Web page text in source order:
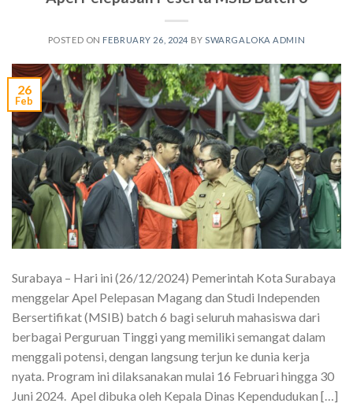
POSTED ON FEBRUARY 26, 2024 BYSWARGALOKA ADMIN
26
Feb
Surabaya – Hari ini (26/12/2024) Pemerintah Kota Surabaya
menggelar Apel Pelepasan Magang dan Studi Independen
Bersertifikat (MSIB) batch 6 bagi seluruh mahasiswa dari
berbagai Perguruan Tinggi yang memiliki semangat dalam
menggali potensi, dengan langsung terjun ke dunia kerja
nyata. Program ini dilaksanakan mulai 16 Februari hingga 30
Juni 2024. Apel dibuka oleh Kepala Dinas Kependudukan […]